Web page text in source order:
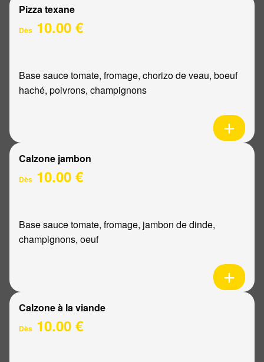
Pizza texane
Dès 10.00 €
Base sauce tomate, fromage, chorizo de veau, boeuf
haché, poivrons, champignons
Calzone jambon
Dès 10.00 €
Base sauce tomate, fromage, jambon de dinde,
champignons, oeuf
Calzone à la viande
Dès 10.00 €